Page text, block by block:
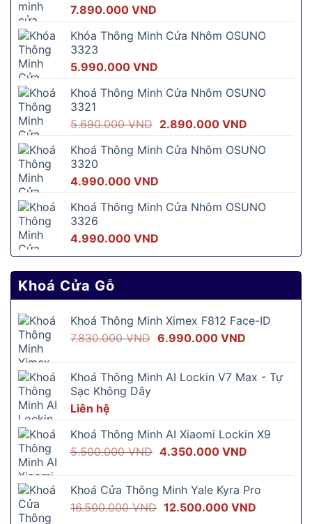
7.890.000 VND
Khóa Thông Minh Cửa Nhôm OSUNO
3323
5.990.000 VND
Khoá Thông Minh Cửa Nhôm OSUNO
3321
5.690.000VND Giá
là:
2.890.000 VNDGiá
tại
Khoá Thông Minh Cửa Nhôm OSUNO
3320
4.990.000 VND
Khoá Thông Minh Cửa Nhôm OSUNO
3326
4.990.000 VND
Khoá Cửa Gỗ
Khoá Thông Minh Ximex F812 Face-ID
7.830.000VND Giá
7.830.000 VND.
6.990.000 VNDGiá
là:
Khoá Thông Minh AI Lockin V7 Max - Tự
Sạc Không Dây
Liên hệ
Khoá Thông Minh AI Xiaomi Lockin X9
5.500.000VND Giá
5.500.000 VND.
4.350.000 VNDGiá
là:
4.350.000
Khoá Cửa Thông Minh Yale Kyra Pro
16.500.000VND Giá
12.500.000 VNDGiá